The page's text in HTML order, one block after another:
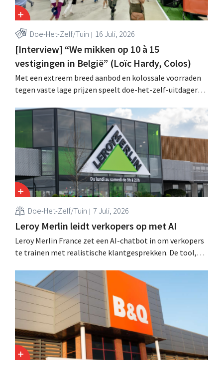
Doe-Het-Zelf/Tuin 16 Juli, 2026
[Interview] “We mikken op 10 à 15
vestigingen in België” (Loïc Hardy, Colos)
Met een extreem breed aanbod en kolossale voorraden
tegen vaste lage prijzen speelt doe-het-zelf-uitdager
“We lossen drie belangrijke problemen op voor onze
klanten,” zegt topman Loïc Hardy.
Doe-Het-Zelf/Tuin 7 Juli, 2026
Leroy Merlin leidt verkopers op met AI
Leroy Merlin France zet een AI-chatbot in om verkopers
te trainen met realistische klantgesprekken. De tool,
proefproject in acht winkels en leverde volgens de
retailer meer vertrouwen bij teams, betere commerciële
resultaten en tevredener klanten op.